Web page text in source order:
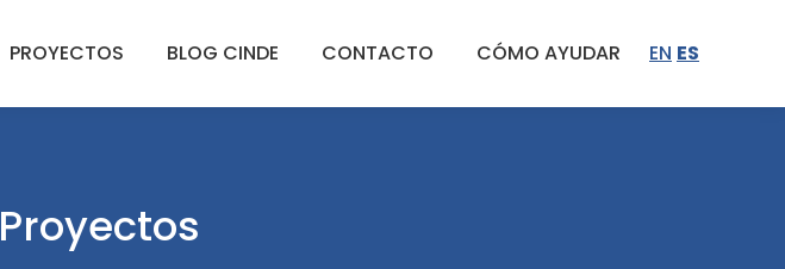
PROYECTOS BLOG CINDE CONTACTO CÓMO AYUDAR EN ES
Proyectos